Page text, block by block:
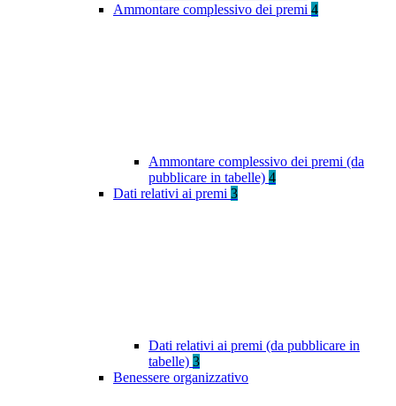
Ammontare complessivo dei premi 4
Ammontare complessivo dei premi (da
pubblicare in tabelle) 4
Dati relativi ai premi 3
Dati relativi ai premi (da pubblicare in
tabelle) 3
Benessere organizzativo